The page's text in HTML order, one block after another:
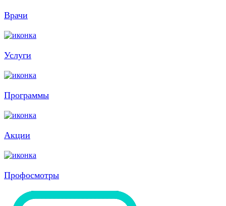
Врачи
Услуги
Программы
Акции
Профосмотры